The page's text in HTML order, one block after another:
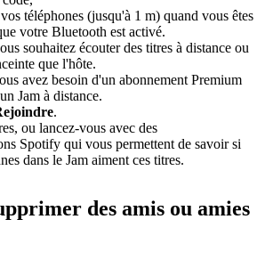
téléphones (jusqu'à 1 m) quand vous êtes
votre Bluetooth est activé.
souhaitez écouter des titres à distance ou
que l'hôte.
avez besoin d'un abonnement Premium
Jam à distance.
.
ou lancez-vous avec des
Spotify qui vous permettent de savoir si
dans le Jam aiment ces titres.
des amis ou amies